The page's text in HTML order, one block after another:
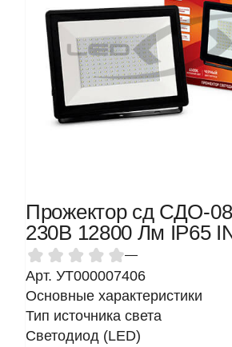
Прожектор сд СДО-
230В 12800 Лм IP65
—
Арт. УТ000007406
Основные характеристики
Тип источника света
Светодиод (LED)